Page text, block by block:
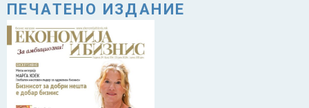
ПЕЧАТЕНО ИЗДАНИЕ